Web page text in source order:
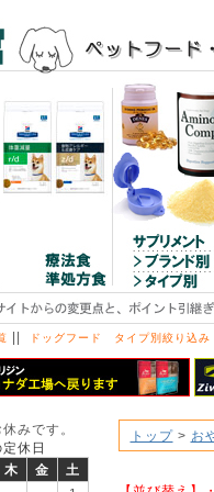
|| ドッグフード タイプ別絞り込み
みです。
休日
木 金
土
トップ> お